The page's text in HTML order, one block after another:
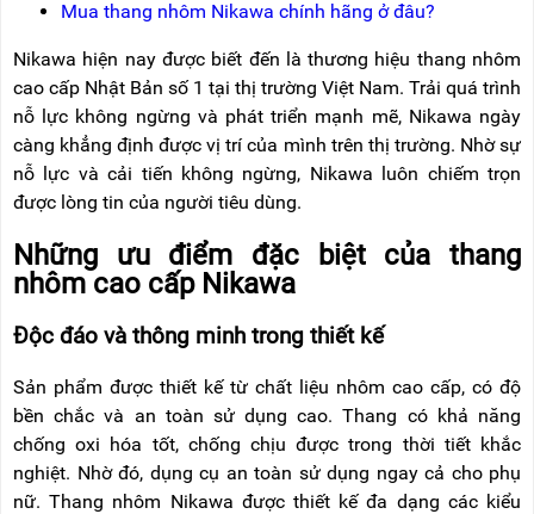
TIN
TỨC
BÁO
CHÍ
NÓI
NIKAWA
BẢO
HÀNH
LIÊN
LỒNG)
THANG
CÁCH
ĐIỆN
THANG
NHÔM
CHỮ
A
THANG
NHÔM
CÔNG
NHÔM
GIÁO
VÁN
THANG
RẢNH
Mua thang nhôm Nikawa chính hãng ở đâu?
Nikawa hiện nay được biết đến là thương hiệu thang nhôm
cao cấp Nhật Bản số 1 tại thị trường Việt Nam. Trải quá trình
nỗ lực không ngừng và phát triển mạnh mẽ, Nikawa ngày
càng khẳng định được vị trí của mình trên thị trường. Nhờ sự
nỗ lực và cải tiến không ngừng, Nikawa luôn chiếm trọn
được lòng tin của người tiêu dùng.
Những ưu điểm đặc biệt của thang
nhôm cao cấp Nikawa
Độc đáo và thông minh trong thiết kế
Sản phẩm được thiết kế từ chất liệu nhôm cao cấp, có độ
bền chắc và an toàn sử dụng cao. Thang có khả năng
chống oxi hóa tốt, chống chịu được trong thời tiết khắc
nghiệt. Nhờ đó, dụng cụ an toàn sử dụng ngay cả cho phụ
nữ. Thang nhôm Nikawa được thiết kế đa dạng các kiểu